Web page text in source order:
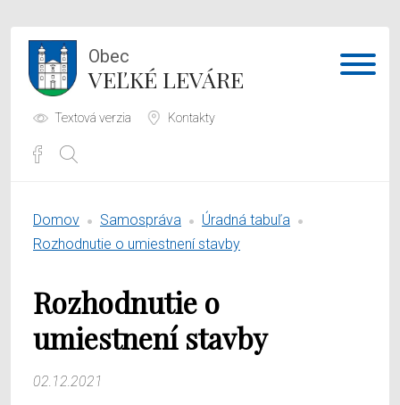
Obec
VEĽKÉ LEVÁRE
Textová verzia Kontakty
Samospráva
Domov Samospráva
Úradná tabuľa
Rozhodnutie o umiestnení stavby
Rozhodnutie o
umiestnení stavby
02.12.2021